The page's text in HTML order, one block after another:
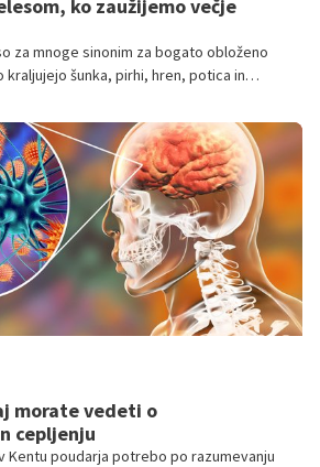
ko zaužijemo večje
za mnoge sinonim za bogato obloženo
kraljujejo šunka, pirhi, hren, potica in
ob druženju z družino in prijatelji
več, kot smo sprva nameravali.
večini ljudi sicer ne povzroča večjih
nenadna sprememba prehrane vpliva
prebivalce, ki v njem živijo: črevesne
morate vedeti o
cepljenju
Kentu poudarja potrebo po razumevanju